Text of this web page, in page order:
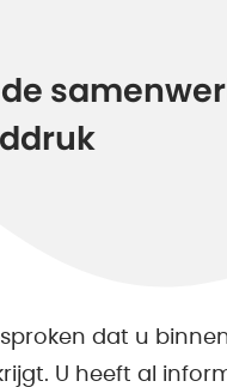
dat u
U heeft al